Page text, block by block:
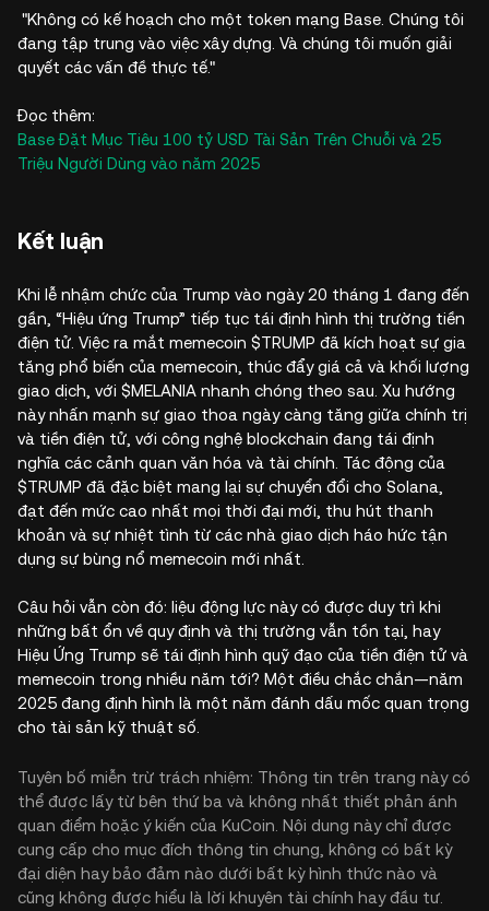
"Không có kế hoạch cho một token mạng Base. Chúng tôi
đang tập trung vào việc xây dựng. Và chúng tôi muốn giải
quyết các vấn đề thực tế."
Đọc thêm:
Base Đặt Mục Tiêu 100 tỷ USD Tài Sản Trên Chuỗi và 25
Triệu Người Dùng vào năm 2025
Kết luận
Khi lễ nhậm chức của Trump vào ngày 20 tháng 1 đang đến
gần, “Hiệu ứng Trump” tiếp tục tái định hình thị trường tiền
điện tử. Việc ra mắt memecoin $TRUMP đã kích hoạt sự gia
tăng phổ biến của memecoin, thúc đẩy giá cả và khối lượng
giao dịch, với $MELANIA nhanh chóng theo sau. Xu hướng
này nhấn mạnh sự giao thoa ngày càng tăng giữa chính trị
và tiền điện tử, với công nghệ blockchain đang tái định
nghĩa các cảnh quan văn hóa và tài chính. Tác động của
$TRUMP đã đặc biệt mang lại sự chuyển đổi cho Solana,
đạt đến mức cao nhất mọi thời đại mới, thu hút thanh
khoản và sự nhiệt tình từ các nhà giao dịch háo hức tận
dụng sự bùng nổ memecoin mới nhất.
Câu hỏi vẫn còn đó: liệu động lực này có được duy trì khi
những bất ổn về quy định và thị trường vẫn tồn tại, hay
Hiệu Ứng Trump sẽ tái định hình quỹ đạo của tiền điện tử và
memecoin trong nhiều năm tới? Một điều chắc chắn—năm
2025 đang định hình là một năm đánh dấu mốc quan trọng
cho tài sản kỹ thuật số.
Tuyên bố miễn trừ trách nhiệm: Thông tin trên trang này có
thể được lấy từ bên thứ ba và không nhất thiết phản ánh
quan điểm hoặc ý kiến của KuCoin. Nội dung này chỉ được
cung cấp cho mục đích thông tin chung, không có bất kỳ
đại diện hay bảo đảm nào dưới bất kỳ hình thức nào và
cũng không được hiểu là lời khuyên tài chính hay đầu tư.